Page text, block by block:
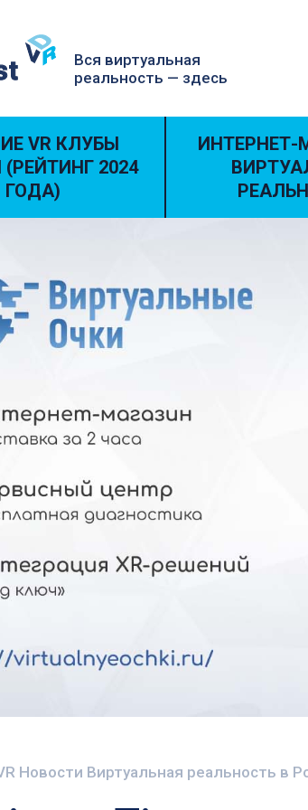
Вся виртуальная
реальность — здесь
VR КЛУБЫ
2024
ГОДА)
ИНТЕРНЕТ-
Новости Виртуальная реальность в